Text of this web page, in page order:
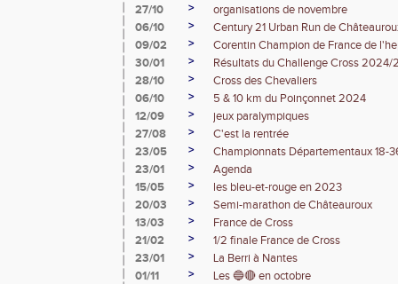
27/10
>
organisations de novembre
06/10
>
Century 21 Urban Run de
09/02
>
Corentin Champion de France de
30/01
>
Résultats du Challenge Cross
28/10
>
Cross des Chevaliers
06/10
>
5 & 10 km du Poinçonnet 2024
12/09
>
jeux paralympiques
27/08
>
C'est la rentrée
23/05
>
Championnats Départementaux 18-
23/01
>
Agenda
15/05
>
les bleu-et-rouge en 2023
20/03
>
Semi-marathon de Châteauroux
13/03
>
France de Cross
21/02
>
1/2 finale France de Cross
23/01
>
La Berri à Nantes
01/11
>
Les 🔵🔴 en octobre